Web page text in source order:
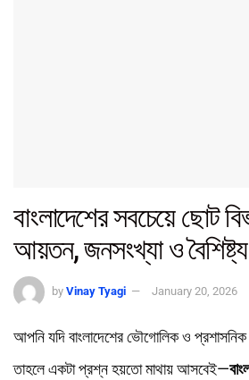
বাংলাদেশের সবচেয়ে ছোট
আয়তন, জনসংখ্যা ও বৈশিষ্ট্য
by Vinay Tyagi January 20, 2026
আপনি যদি বাংলাদেশের ভৌগোলিক ও
তাহলে একটা প্রশ্ন হয়তো মাথায় আসবেই—